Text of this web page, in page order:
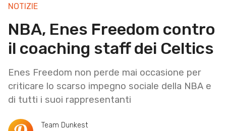
NOTIZIE
NBA, Enes Freedom contro
il coaching staff dei Celtics
Enes Freedom non perde mai occasione per
criticare lo scarso impegno sociale della NBA e
di tutti i suoi rappresentanti
Team Dunkest